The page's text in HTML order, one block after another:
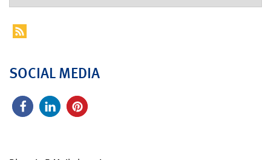
SOCIAL MEDIA